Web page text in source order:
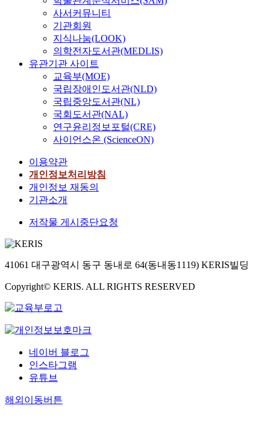
사서커뮤니티
기관회원
지식나눔(LOOK)
의학전자도서관(MEDLIS)
유관기관 사이트
교육부(MOE)
국립장애인도서관(NLD)
국립중앙도서관(NL)
국회도서관(NAL)
연구윤리정보포털(CRE)
사이언스온 (ScienceON)
이용약관
개인정보처리방침
개인정보 재동의
기관소개
저작물 게시중단요청
41061 대구광역시 동구 동내로 64(동내동1119) KERIS빌딩
Copyright© KERIS. ALL RIGHTS RESERVED
네이버 블로그
인스타그램
유튜브
해외이동버튼